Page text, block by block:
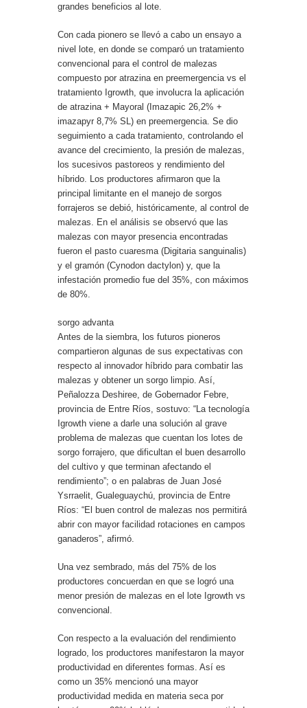
grandes beneficios al lote.
Con cada pionero se llevó a cabo un ensayo a
nivel lote, en donde se comparó un tratamiento
convencional para el control de malezas
compuesto por atrazina en preemergencia vs el
tratamiento Igrowth, que involucra la aplicación
de atrazina + Mayoral (Imazapic 26,2% +
imazapyr 8,7% SL) en preemergencia. Se dio
seguimiento a cada tratamiento, controlando el
avance del crecimiento, la presión de malezas,
los sucesivos pastoreos y rendimiento del
híbrido. Los productores afirmaron que la
principal limitante en el manejo de sorgos
forrajeros se debió, históricamente, al control de
malezas. En el análisis se observó que las
malezas con mayor presencia encontradas
fueron el pasto cuaresma (Digitaria sanguinalis)
y el gramón (Cynodon dactylon) y, que la
infestación promedio fue del 35%, con máximos
de 80%.
sorgo advanta
Antes de la siembra, los futuros pioneros
compartieron algunas de sus expectativas con
respecto al innovador híbrido para combatir las
malezas y obtener un sorgo limpio. Así,
Peñalozza Deshiree, de Gobernador Febre,
provincia de Entre Ríos, sostuvo: “La tecnología
Igrowth viene a darle una solución al grave
problema de malezas que cuentan los lotes de
sorgo forrajero, que dificultan el buen desarrollo
del cultivo y que terminan afectando el
rendimiento”; o en palabras de Juan José
Ysrraelit, Gualeguaychú, provincia de Entre
Ríos: “El buen control de malezas nos permitirá
abrir con mayor facilidad rotaciones en campos
ganaderos”, afirmó.
Una vez sembrado, más del 75% de los
productores concuerdan en que se logró una
menor presión de malezas en el lote Igrowth vs
convencional.
Con respecto a la evaluación del rendimiento
logrado, los productores manifestaron la mayor
productividad en diferentes formas. Así es
como un 35% mencionó una mayor
productividad medida en materia seca por